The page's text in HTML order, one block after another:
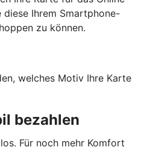
Ihrem Smartphone-
zu können.
welches Motiv Ihre Karte
bezahlen
Für noch mehr Komfort